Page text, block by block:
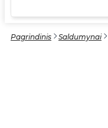
Pagrindinis Saldumynai